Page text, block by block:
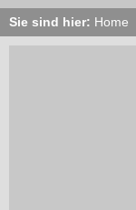
Sie sind hier: Home